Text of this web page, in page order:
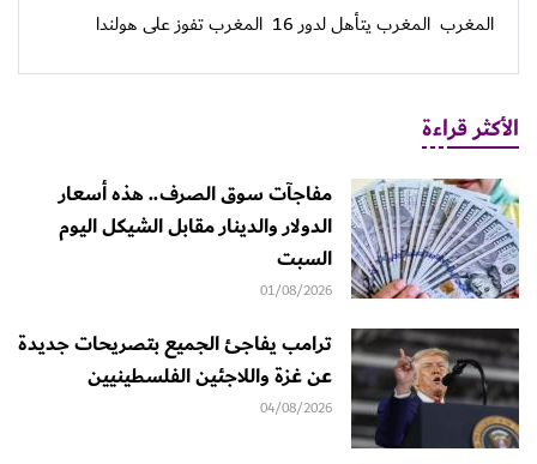
المغرب المغرب يتأهل لدور 16 المغرب تفوز على هولندا
الأكثر قراءة
مفاجآت سوق الصرف.. هذه أسعار
الدولار والدينار مقابل الشيكل اليوم
السبت
01/08/2026
ترامب يفاجئ الجميع بتصريحات جديدة
عن غزة واللاجئين الفلسطينيين
04/08/2026